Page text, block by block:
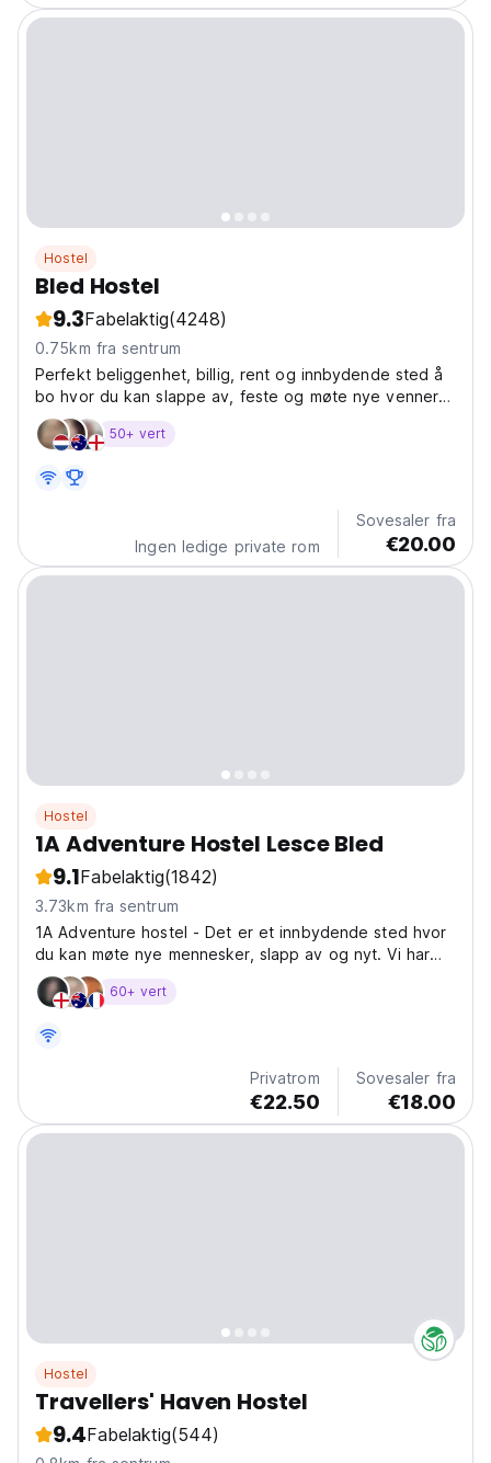
Hostel
Bled Hostel
9.3Fabelaktig(4248)
0.75km fra sentrum
Perfekt beliggenhet, billig, rent og innbydende sted å
bo hvor du kan slappe av, feste og møte nye venner
fra hele verden
50+ vert
Ingen ledige private rom
Sovesaler fra
€20.00
Hostel
1A Adventure Hostel Lesce Bled
9.1Fabelaktig(1842)
3.73km fra sentrum
1A Adventure hostel - Det er et innbydende sted hvor
du kan møte nye mennesker, slapp av og nyt. Vi har
den billigste turistskatten og full liste av
eventyraktiviteter å bestille hos oss!
60+ vert
Privatrom
€22.50
Sovesaler fra
€18.00
Hostel
Travellers' Haven Hostel
9.4Fabelaktig(544)